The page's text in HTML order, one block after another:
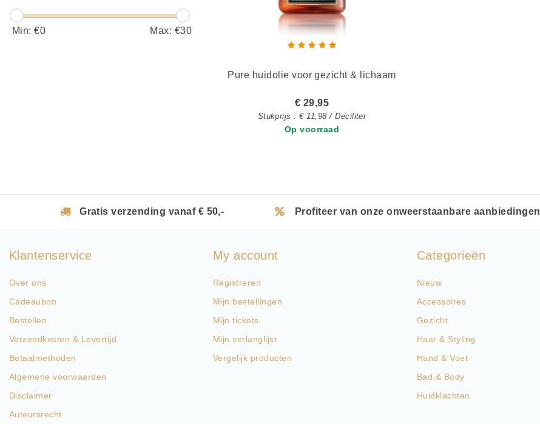
Min: €0 Max: €30
Pure huidolie voor gezicht & lichaam
€ 29,95
Stukprijs : € 11,98 / Deciliter
Op voorraad
Gratis verzending vanaf € 50,- Profiteer van onze onweerstaanbare aanbiedingen
Klantenservice
Over ons
Cadeaubon
Bestellen
Verzendkosten & Levertijd
Betaalmethoden
Algemene voorwaarden
Disclaimer
Auteursrecht
My account
Registreren
Mijn bestellingen
Mijn tickets
Mijn verlanglijst
Vergelijk producten
Categorieën
Nieuw
Accessoires
Gezicht
Haar & Styling
Hand & Voet
Bad & Body
Huidklachten